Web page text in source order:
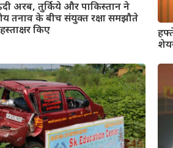
अरब, तुर्किये और पाकिस्तान ने
तनाव के बीच संयुक्त रक्षा समझौते
किए